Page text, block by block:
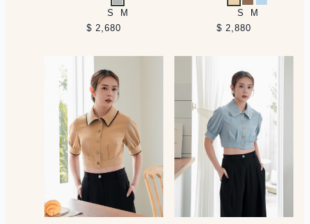
淺灰
S
M
$ 2,680
杏 卡其淺藍
S
M
$ 2,880